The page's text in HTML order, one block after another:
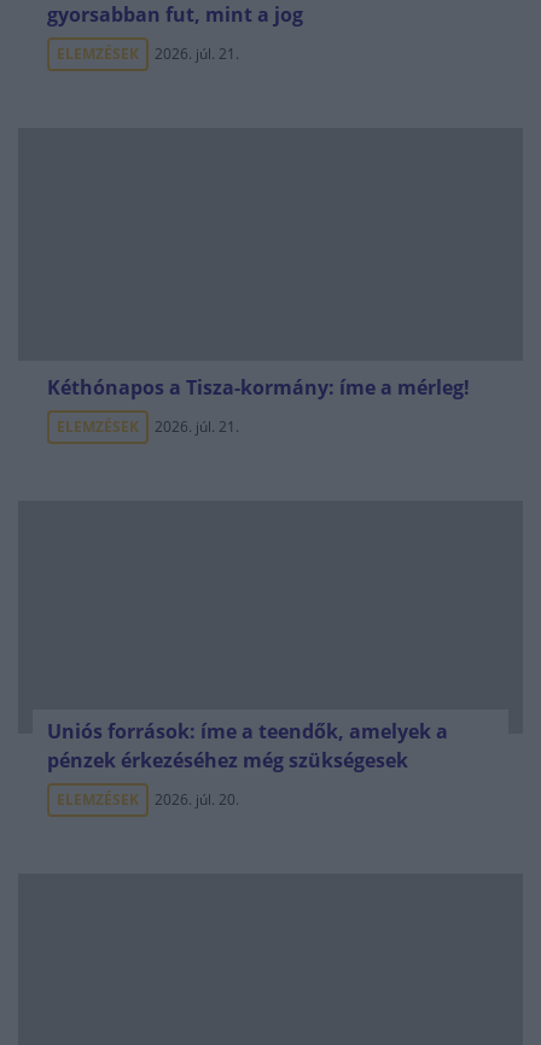
gyorsabban fut, mint a jog
ELEMZÉSEK 2026. júl. 21.
Kéthónapos a Tisza-kormány: íme a mérleg!
ELEMZÉSEK 2026. júl. 21.
Uniós források: íme a teendők, amelyek a
pénzek érkezéséhez még szükségesek
ELEMZÉSEK 2026. júl. 20.